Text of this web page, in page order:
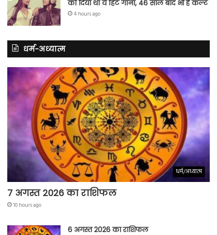
को दिया था ये हिट गाना, 46 साल बाद भी है कल्ट
4 hours ago
धर्म-अध्यात्म
धर्म/अध्यात्म
7 अगस्त 2026 का राशिफल
10 hours ago
6 अगस्त 2026 का राशिफल